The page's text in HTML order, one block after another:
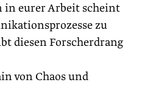
in eurer Arbeit scheint
zu
diesen Forscherdrang
von Chaos und